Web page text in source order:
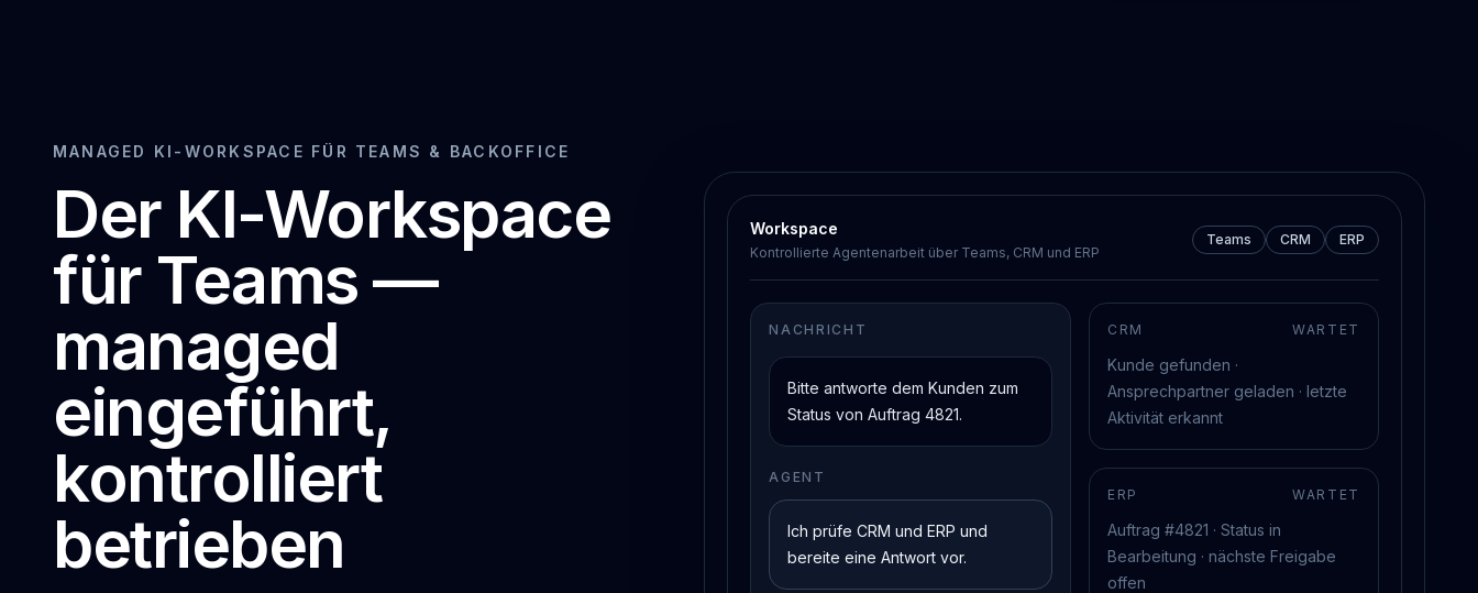
MANAGED KI-WORKSPACE FÜR TEAMS & BACKOFFICE
Der KI-Workspace
für Teams —
managed
eingeführt,
kontrolliert
betrieben
Workspace
Kontrollierte Agentenarbeit über Teams, CRM und ERP
Teams CRM ERP
NACHRICHT
Bitte antworte dem Kunden zum
Status von Auftrag 4821.
AGENT
Ich prüfe CRM und ERP und
bereite eine Antwort vor.
CRM WARTET
Kunde gefunden ·
Ansprechpartner geladen · letzte
Aktivität erkannt
ERP WARTET
Auftrag #4821 · Status in
Bearbeitung · nächste Freigabe
offen